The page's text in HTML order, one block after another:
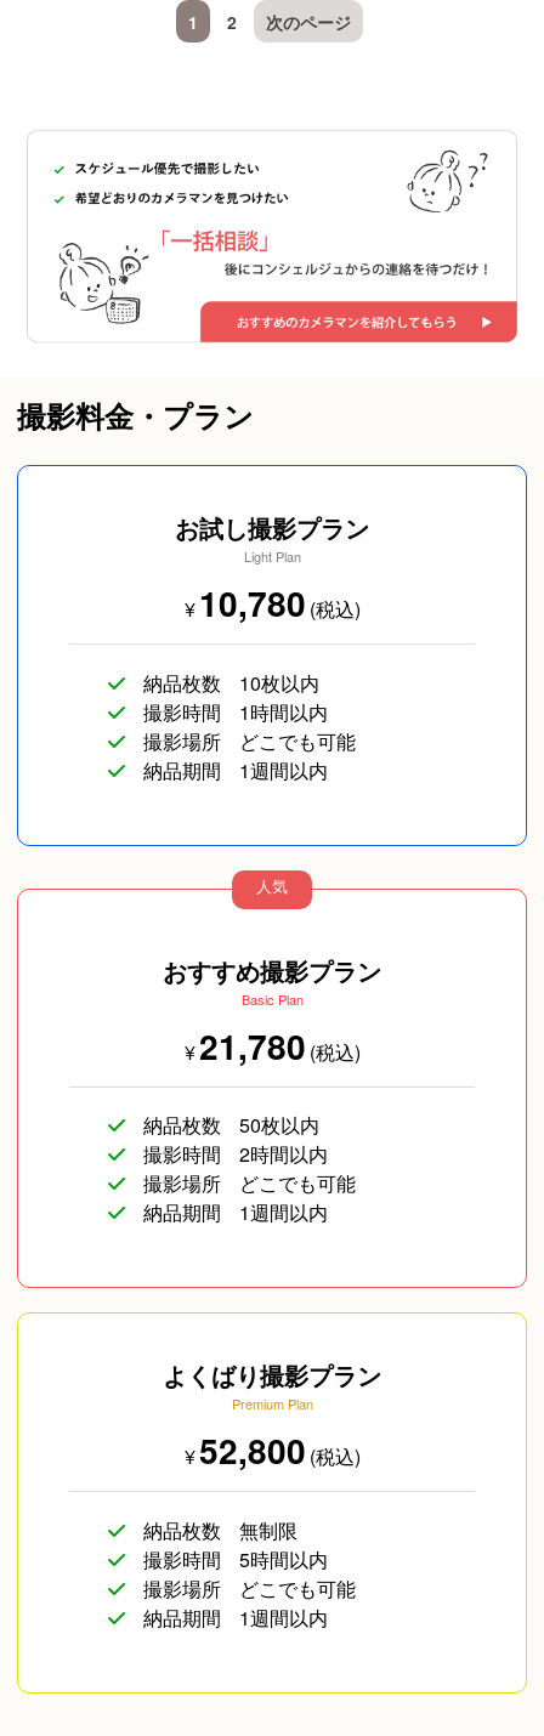
1 2 次のページ
撮影料金・プラン
お試し撮影プラン
Light Plan
¥10,780 (税込)
納品枚数
10枚以内
撮影時間
1時間以内
撮影場所
どこでも可能
納品期間
1週間以内
人気
おすすめ撮影プラン
Basic Plan
¥21,780 (税込)
納品枚数
50枚以内
撮影時間
2時間以内
撮影場所
どこでも可能
納品期間
1週間以内
よくばり撮影プラン
Premium Plan
¥52,800 (税込)
納品枚数
無制限
撮影時間
5時間以内
撮影場所
どこでも可能
納品期間
1週間以内